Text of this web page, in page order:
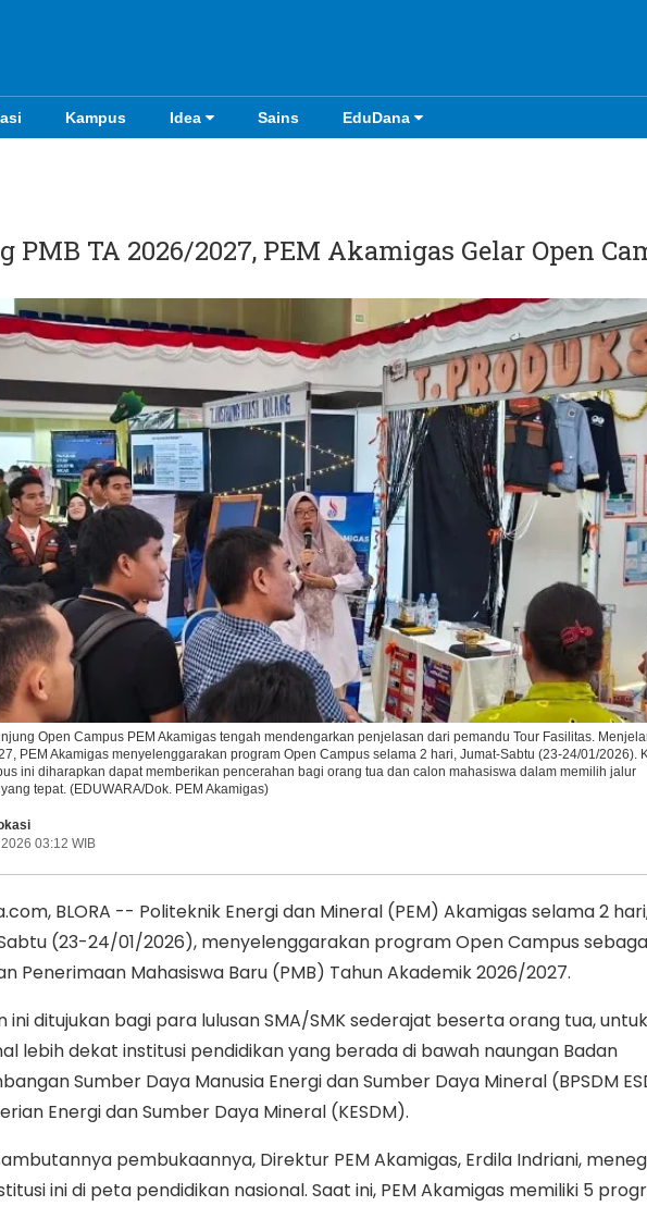
Kampus Idea Sains EduDana
Ikuti Kami di:
PMB TA 2026/2027, PEM Akamigas Gelar Open
Open Campus PEM Akamigas tengah mendengarkan penjelasan dari pemandu Tour Fasilitas.
PEM Akamigas menyelenggarakan program Open Campus selama 2 hari, Jumat-Sabtu (23-24/01/2026).
ini diharapkan dapat memberikan pencerahan bagi orang tua dan calon mahasiswa dalam memilih jalur
tepat. (EDUWARA/Dok. PEM Akamigas)
03:12 WIB
BLORA -- Politeknik Energi dan Mineral (PEM) Akamigas selama 2
(23-24/01/2026), menyelenggarakan program Open Campus
Penerimaan Mahasiswa Baru (PMB) Tahun Akademik 2026/2027.
ini ditujukan bagi para lulusan SMA/SMK sederajat beserta orang tua, untuk
lebih dekat institusi pendidikan yang berada di bawah naungan Badan
Sumber Daya Manusia Energi dan Sumber Daya Mineral (BPSDM
Energi dan Sumber Daya Mineral (KESDM).
pembukaannya, Direktur PEM Akamigas, Erdila Indriani,
ini di peta pendidikan nasional. Saat ini, PEM Akamigas memiliki 5